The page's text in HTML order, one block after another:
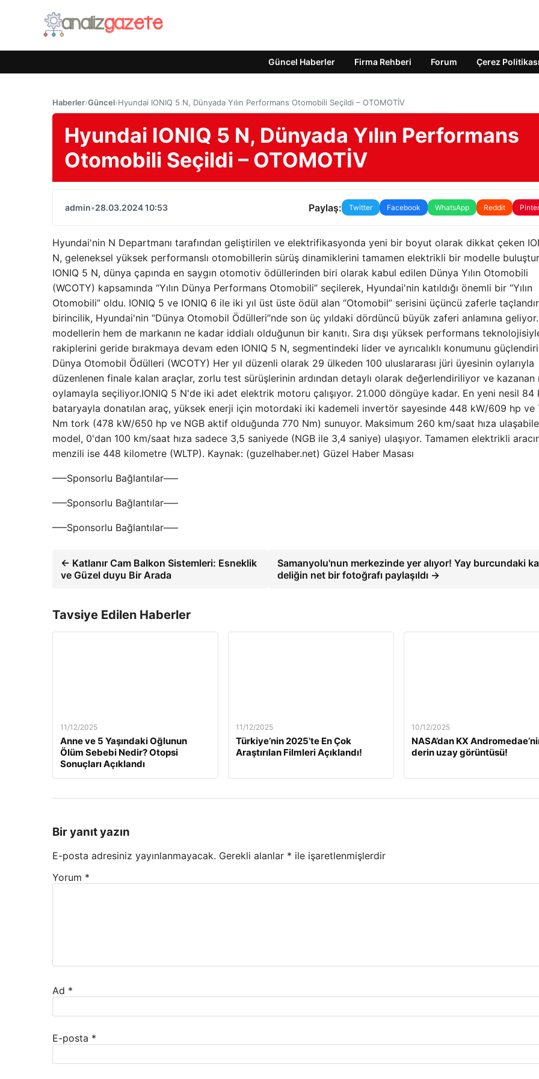
Güncel Haberler Firma Rehberi Forum Çerez Politikası
Haberler›Güncel›Hyundai IONIQ 5 N, Dünyada Yılın Performans Otomobili Seçildi – OTOMOTİV
Hyundai IONIQ 5 N, Dünyada Yılın Performans
Otomobili Seçildi – OTOMOTİV
admin•28.03.2024 10:53 Paylaş: Twitter Facebook WhatsApp Reddit
Hyundai'nin N Departmanı tarafından geliştirilen ve elektrifikasyonda yeni bir boyut olarak dikkat çeken
N, geleneksel yüksek performanslı otomobillerin sürüş dinamiklerini tamamen elektrikli bir modelle
IONIQ 5 N, dünya çapında en saygın otomotiv ödüllerinden biri olarak kabul edilen Dünya Yılın Otomobili
(WCOTY) kapsamında “Yılın Dünya Performans Otomobili” seçilerek, Hyundai'nin katıldığı önemli bir “Yılın
Otomobili” oldu. IONIQ 5 ve IONIQ 6 ile iki yıl üst üste ödül alan “Otomobil” serisini üçüncü zaferle
birincilik, Hyundai'nin “Dünya Otomobil Ödülleri”nde son üç yıldaki dördüncü büyük zaferi anlamına
modellerin hem de markanın ne kadar iddialı olduğunun bir kanıtı. Sıra dışı yüksek performans
rakiplerini geride bırakmaya devam eden IONIQ 5 N, segmentindeki lider ve ayrıcalıklı konumunu
Dünya Otomobil Ödülleri (WCOTY) Her yıl düzenli olarak 29 ülkeden 100 uluslararası jüri üyesinin oylarıyla
düzenlenen finale kalan araçlar, zorlu test sürüşlerinin ardından detaylı olarak değerlendiriliyor ve kazanan
oylamayla seçiliyor.IONIQ 5 N'de iki adet elektrik motoru çalışıyor. 21.000 döngüye kadar. En yeni nesil 84
bataryayla donatılan araç, yüksek enerji için motordaki iki kademeli invertör sayesinde 448 kW/609 hp ve
Nm tork (478 kW/650 hp ve NGB aktif olduğunda 770 Nm) sunuyor. Maksimum 260 km/saat hıza
model, 0'dan 100 km/saat hıza sadece 3,5 saniyede (NGB ile 3,4 saniye) ulaşıyor. Tamamen elektrikli
menzili ise 448 kilometre (WLTP). Kaynak: (guzelhaber.net) Güzel Haber Masası
—–Sponsorlu Bağlantılar—–
—–Sponsorlu Bağlantılar—–
—–Sponsorlu Bağlantılar—–
← Katlanır Cam Balkon Sistemleri: Esneklik
ve Güzel duyu Bir Arada
Samanyolu'nun merkezinde yer alıyor! Yay burcundaki
deliğin net bir fotoğrafı paylaşıldı →
Tavsiye Edilen Haberler
11/12/2025
Anne ve 5 Yaşındaki Oğlunun
Ölüm Sebebi Nedir? Otopsi
Sonuçları Açıklandı
11/12/2025
Türkiye’nin 2025’te En Çok
Araştırılan Filmleri Açıklandı!
10/12/2025
NASA’dan KX
derin uzay görüntüsü!
Bir yanıt yazın
E-posta adresiniz yayınlanmayacak. Gerekli alanlar * ile işaretlenmişlerdir
Yorum *
Ad *
E-posta *